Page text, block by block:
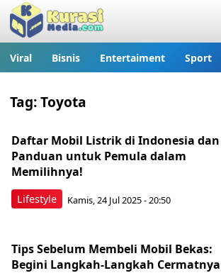
Viral Bisnis Entertaiment Sport
Tag:Toyota
Lifestyle
Daftar Mobil Listrik di Indonesia dan
Panduan untuk Pemula dalam
Memilihnya!
Kamis, 24 Jul 2025 - 20:50
Tips Sebelum Membeli Mobil Bekas:
Begini Langkah-Langkah Cermatnya